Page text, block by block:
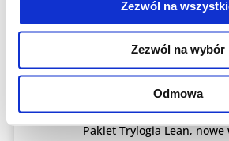
Zezwól na
Zezwól na wybór
Odmowa
Książki i podręczniki
Pakiet Trylogia Lean, nowe